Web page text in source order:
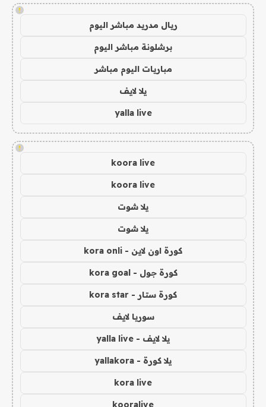
!
ريال مدريد مباشر اليوم
برشلونة مباشر اليوم
مباريات اليوم مباشر
يلا لايف
yalla live
!
koora live
koora live
يلا شوت
يلا شوت
كورة اون لاين - kora onli
كورة جول - kora goal
كورة ستار - kora star
سوريا لايف
يلا لايف - yalla live
يلا كورة - yallakora
kora live
kooralive